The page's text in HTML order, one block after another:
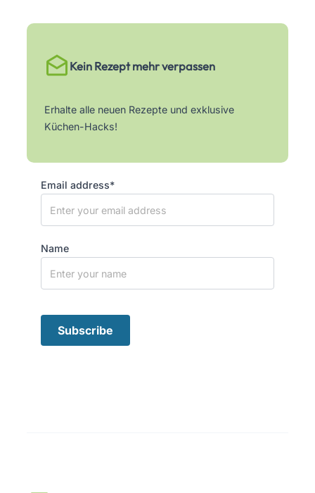
Kein Rezept mehr verpassen
Erhalte alle neuen Rezepte und exklusive
Küchen-Hacks!
Email address*
Name